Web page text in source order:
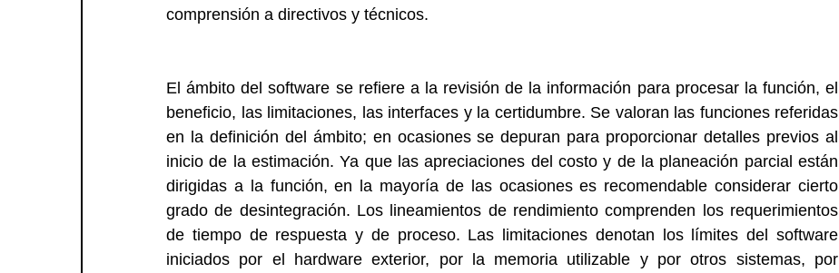
comprensión a directivos y técnicos.
El ámbito del software se refiere a la revisión de la información para procesar la función, el
beneficio, las limitaciones, las interfaces y la certidumbre. Se valoran las funciones referidas
en la definición del ámbito; en ocasiones se depuran para proporcionar detalles previos al
inicio de la estimación. Ya que las apreciaciones del costo y de la planeación parcial están
dirigidas a la función, en la mayoría de las ocasiones es recomendable considerar cierto
grado de desintegración. Los lineamientos de rendimiento comprenden los requerimientos
de tiempo de respuesta y de proceso. Las limitaciones denotan los límites del software
iniciados por el hardware exterior, por la memoria utilizable y por otros sistemas, por